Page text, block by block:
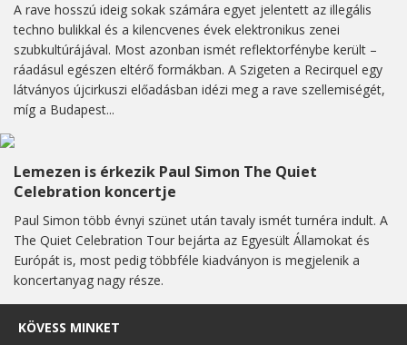
A rave hosszú ideig sokak számára egyet jelentett az illegális
techno bulikkal és a kilencvenes évek elektronikus zenei
szubkultúrájával. Most azonban ismét reflektorfénybe került –
ráadásul egészen eltérő formákban. A Szigeten a Recirquel egy
látványos újcirkuszi előadásban idézi meg a rave szellemiségét,
míg a Budapest...
Lemezen is érkezik Paul Simon The Quiet
Celebration koncertje
Paul Simon több évnyi szünet után tavaly ismét turnéra indult. A
The Quiet Celebration Tour bejárta az Egyesült Államokat és
Európát is, most pedig többféle kiadványon is megjelenik a
koncertanyag nagy része.
KÖVESS MINKET